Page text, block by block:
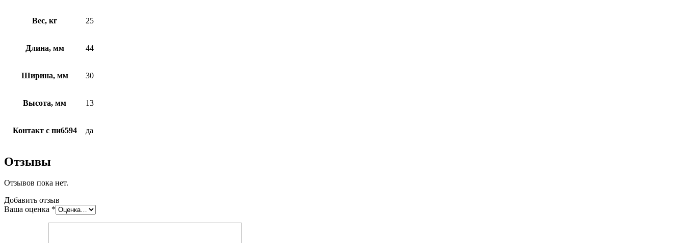
Вес, кг 25
Длина, мм 44
Ширина, мм 30
Высота, мм 13
Контакт с пи6594 да
Отзывы
Отзывов пока нет.
Добавить отзыв
Ваша оценка *